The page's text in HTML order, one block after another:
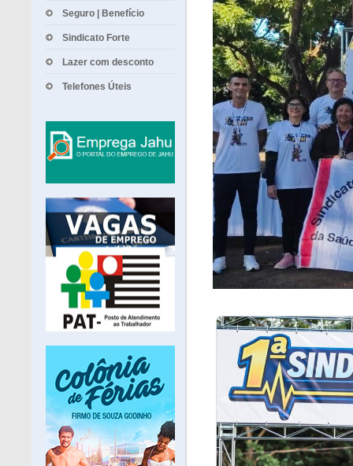
Seguro | Benefício
Sindicato Forte
Lazer com desconto
Telefones Úteis